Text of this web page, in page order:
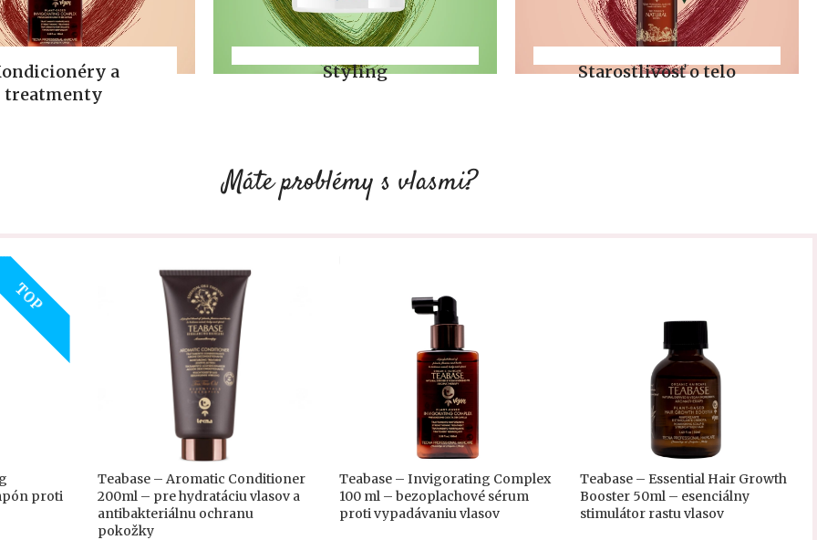
a
treatmenty
Styling Starostlivosť o telo
Máte problémy s vlasmi?
TOP
proti
Teabase – Aromatic Conditioner
200ml – pre hydratáciu vlasov a
antibakteriálnu ochranu
pokožky
Teabase – Invigorating Complex
100 ml – bezoplachové sérum
proti vypadávaniu vlasov
Teabase – Essential Hair Growth
Booster 50ml – esenciálny
stimulátor rastu vlasov